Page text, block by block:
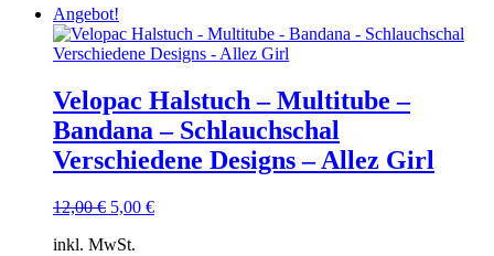
Angebot!
Velopac Halstuch – Multitube –
Bandana – Schlauchschal
Verschiedene Designs – Allez Girl
12,00€ Ursprünglicher
war:
5,00 €Aktueller
inkl. MwSt.